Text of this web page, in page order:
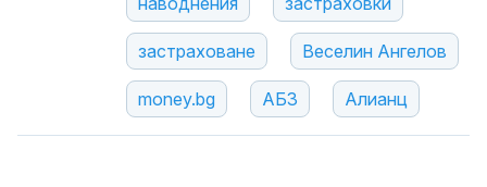
застраховане Веселин Ангелов
money.bg АБЗ Алианц